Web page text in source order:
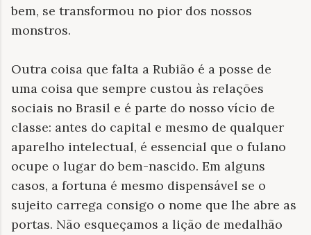
bem, se transformou no pior dos nossos
monstros.
Outra coisa que falta a Rubião é a posse de
uma coisa que sempre custou às relações
sociais no Brasil e é parte do nosso vício de
classe: antes do capital e mesmo de qualquer
aparelho intelectual, é essencial que o fulano
ocupe o lugar do bem-nascido. Em alguns
casos, a fortuna é mesmo dispensável se o
sujeito carrega consigo o nome que lhe abre as
portas. Não esqueçamos a lição de medalhão